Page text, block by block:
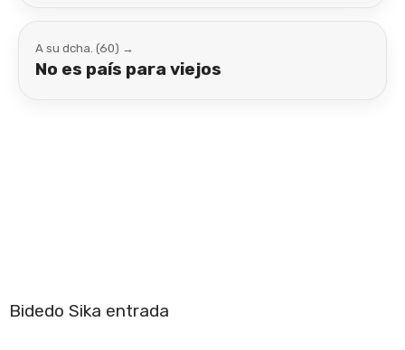
A su dcha. (60) →
No es país para viejos
Bidedo Sika entrada